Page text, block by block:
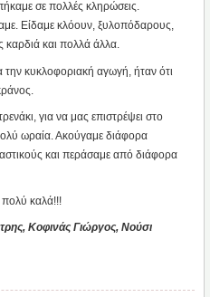
σε πολλές κληρώσεις.
Είδαμε κλόουν, ξυλοπόδαρους,
και πολλά άλλα.
κυκλοφοριακή αγωγή, ήταν ότι
για να μας επιστρέψει στο
ωραία. Ακούγαμε διάφορα
και περάσαμε από διάφορα
καλά!!!
Κοφινάς Γιώργος, Νούσι